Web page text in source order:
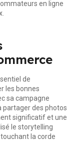
en ligne
de
les bonnes
sa campagne
partager des photos
significatif et une
le storytelling
touchant la corde